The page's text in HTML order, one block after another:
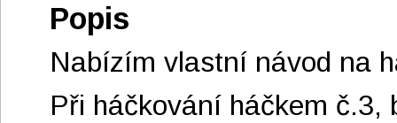
Popis
Nabízím vlastní návod na
Při háčkování háčkem č.3,